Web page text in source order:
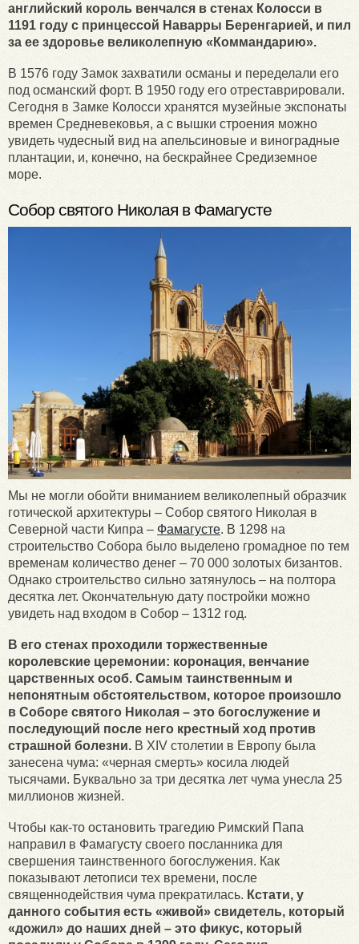
английский король венчался в стенах Колосси в
1191 году с принцессой Наварры Беренгарией, и пил
за ее здоровье великолепную «Коммандарию».
В 1576 году Замок захватили османы и переделали его
под османский форт. В 1950 году его отреставрировали.
Сегодня в Замке Колосси хранятся музейные экспонаты
времен Средневековья, а с вышки строения можно
увидеть чудесный вид на апельсиновые и виноградные
плантации, и, конечно, на бескрайнее Средиземное
море.
Собор святого Николая в Фамагусте
Мы не могли обойти вниманием великолепный образчик
готической архитектуры – Собор святого Николая в
Северной части Кипра – Фамагусте. В 1298 на
строительство Собора было выделено громадное по тем
временам количество денег – 70 000 золотых бизантов.
Однако строительство сильно затянулось – на полтора
десятка лет. Окончательную дату постройки можно
увидеть над входом в Собор – 1312 год.
В его стенах проходили торжественные
королевские церемонии: коронация, венчание
царственных особ. Самым таинственным и
непонятным обстоятельством, которое произошло
в Соборе святого Николая – это богослужение и
последующий после него крестный ход против
страшной болезни. В XIV столетии в Европу была
занесена чума: «черная смерть» косила людей
тысячами. Буквально за три десятка лет чума унесла 25
миллионов жизней.
Чтобы как-то остановить трагедию Римский Папа
направил в Фамагусту своего посланника для
свершения таинственного богослужения. Как
показывают летописи тех времени, после
священнодействия чума прекратилась. Кстати, у
данного события есть «живой» свидетель, который
«дожил» до наших дней – это фикус, который